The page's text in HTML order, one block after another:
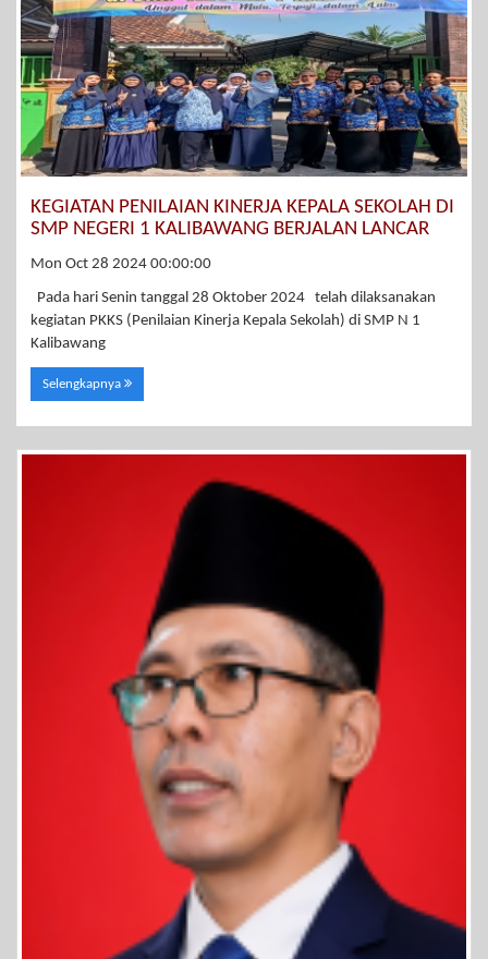
KEGIATAN PENILAIAN KINERJA KEPALA SEKOLAH DI
SMP NEGERI 1 KALIBAWANG BERJALAN LANCAR
Mon Oct 28 2024 00:00:00
Pada hari Senin tanggal 28 Oktober 2024 telah dilaksanakan
kegiatan PKKS (Penilaian Kinerja Kepala Sekolah) di SMP N 1
Kalibawang
Selengkapnya